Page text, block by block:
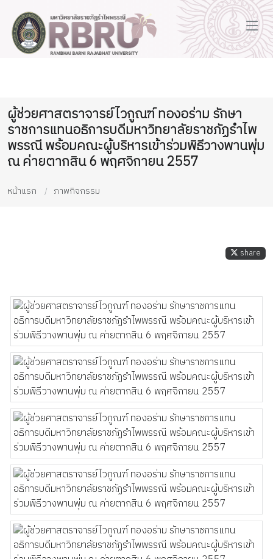
ผู้ช่วยศาสตราจารย์ไวกูณฑ์ ทองอร่าม รักษา
ราชการแทนอธิการบดีมหาวิทยาลัยราชภัฏรำไพ
พรรณี พร้อมคณะผู้บริหารเข้าร่วมพิธีวางพานพุ่ม
ณ ค่ายตากสิน 6 พฤศจิกายน 2557
หน้าแรก ภาพกิจกรรม
share